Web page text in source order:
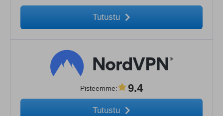
Tutustu
Pisteemme: 9.4
Tutustu